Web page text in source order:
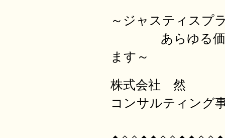
～ジャスティ
あらゆる価値を
ます～
株式会社 然
コンサルティング